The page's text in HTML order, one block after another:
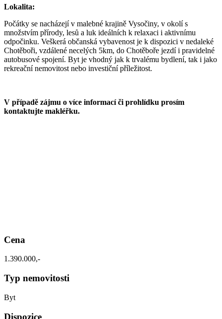
Lokalita:
Počátky se nacházejí v malebné krajině Vysočiny, v okolí s
množstvím přírody, lesů a luk ideálních k relaxaci i aktivnímu
odpočinku. Veškerá občanská vybavenost je k dispozici v nedaleké
Chotěboři, vzdálené necelých 5km, do Chotěboře jezdí i pravidelné
autobusové spojení. Byt je vhodný jak k trvalému bydlení, tak i jako
rekreační nemovitost nebo investiční příležitost.
V případě zájmu o více informací či prohlídku prosím
kontaktujte makléřku.
Cena
1.390.000,-
Typ nemovitosti
Byt
Dispozice